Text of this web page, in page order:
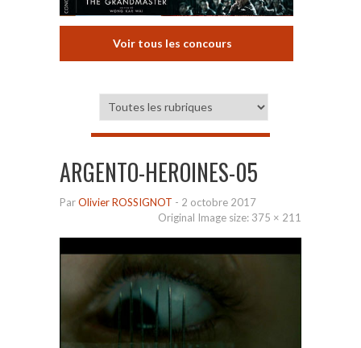
Voir tous les concours
ARGENTO-HEROINES-05
ParOlivier ROSSIGNOT - 2 octobre 2017
Original Image size: 375 × 211